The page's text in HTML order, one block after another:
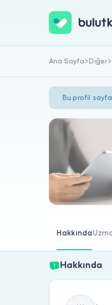
Ana Sayfa Diğer
Bu profil
Hakkında
Hakkında